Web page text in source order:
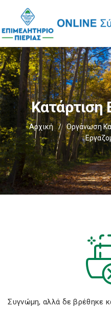
Κατάρτιση
Αρχική / Οργάνωση
Συγνώμη, αλλά δε βρέθηκε